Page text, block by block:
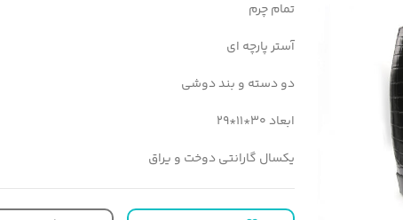
تمام چرم
آستر پارچه ای
دو دسته و بند دوشی
ابعاد 30*11*29
یکسال گارانتی دوخت و یراق